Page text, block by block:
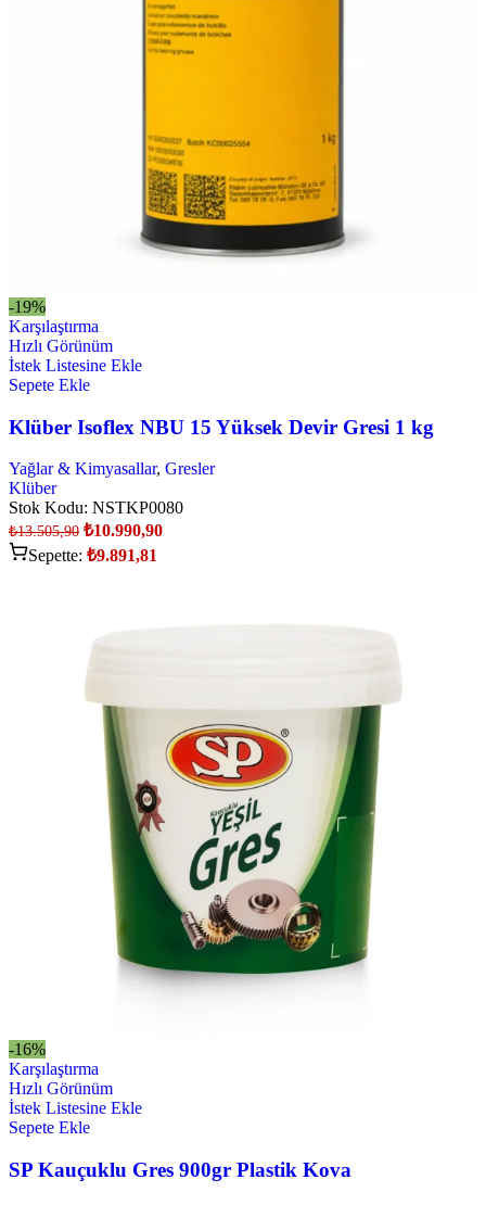
-19%
Karşılaştırma
Hızlı Görünüm
İstek Listesine Ekle
Sepete Ekle
Klüber Isoflex NBU 15 Yüksek Devir Gresi 1 kg
Yağlar & Kimyasallar, Gresler
Klüber
Stok Kodu: NSTKP0080
₺13.505,90 ₺10.990,90
Sepette: ₺9.891,81
-16%
Karşılaştırma
Hızlı Görünüm
İstek Listesine Ekle
Sepete Ekle
SP Kauçuklu Gres 900gr Plastik Kova